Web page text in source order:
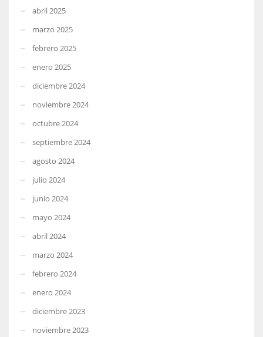
abril 2025
marzo 2025
febrero 2025
enero 2025
diciembre 2024
noviembre 2024
octubre 2024
septiembre 2024
agosto 2024
julio 2024
junio 2024
mayo 2024
abril 2024
marzo 2024
febrero 2024
enero 2024
diciembre 2023
noviembre 2023